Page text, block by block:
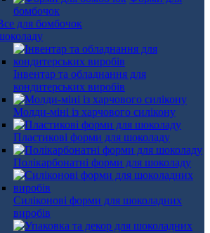
бомбочок
Інвентар та обладнання для
кондитерських виробів
Молди-міні із харчового силікону
Пластикові форми для шоколаду
Полікарбонатні форми для шоколаду
Силіконові форми для шоколадних
виробів